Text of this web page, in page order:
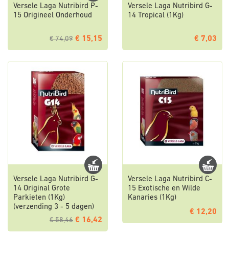
Versele Laga Nutribird P-
15 Origineel Onderhoud
€ 74,09 € 15,15
Versele Laga Nutribird G-
14 Tropical (1Kg)
€ 7,03
Versele Laga Nutribird G-
14 Original Grote
Parkieten (1Kg)
(verzending 3 - 5 dagen)
€ 58,46 € 16,42
Versele Laga Nutribird C-
15 Exotische en Wilde
Kanaries (1Kg)
€ 12,20